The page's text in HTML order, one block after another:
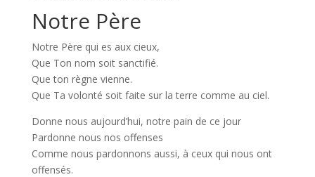
Notre Père
Notre Père qui es aux cieux,
Que Ton nom soit sanctifié.
Que ton règne vienne.
Que Ta volonté soit faite sur la terre comme au ciel.
Donne nous aujourd’hui, notre pain de ce jour
Pardonne nous nos offenses
Comme nous pardonnons aussi, à ceux qui nous ont
offensés.